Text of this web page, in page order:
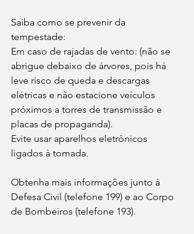
Saiba como se prevenir da
tempestade:
Em caso de rajadas de vento: (não se
abrigue debaixo de árvores, pois há
leve risco de queda e descargas
elétricas e não estacione veículos
próximos a torres de transmissão e
placas de propaganda).
Evite usar aparelhos eletrônicos
ligados à tomada.
Obtenha mais informações junto à
Defesa Civil (telefone 199) e ao Corpo
de Bombeiros (telefone 193).